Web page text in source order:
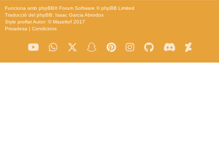
Funciona amb phpBB® Forum Software © phpBB Limited
Traducció del phpBB: Isaac Garcia Abrodos
Style proflatAutor: ©Mazeltof 2017
Privadesa | Condicions